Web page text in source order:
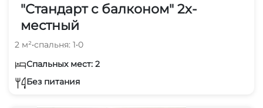
"Стандарт с балконом" 2х-
местный
2 м²•спальня: 1•0
Спальных мест: 2
Без питания